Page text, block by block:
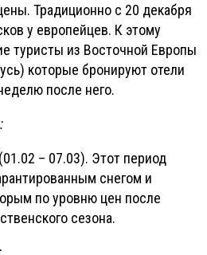
Традиционно с 20 декабря
у европейцев. К этому
туристы из Восточной Европы
которые бронируют отели
после него.
– 07.03). Этот период
снегом и
по уровню цен после
сезона.